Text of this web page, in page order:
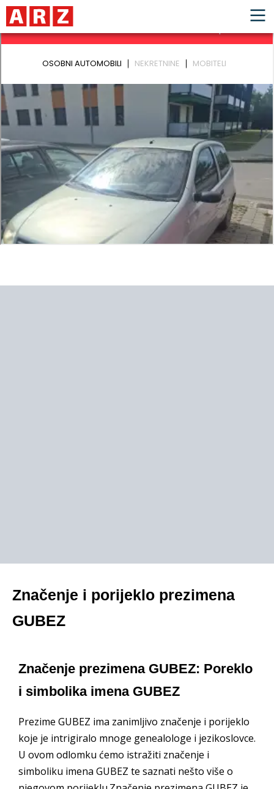
Značenje i porijeklo prezimena
GUBEZ
Značenje prezimena GUBEZ: Poreklo
i simbolika imena GUBEZ
Prezime GUBEZ ima zanimljivo značenje i porijeklo
koje je intrigiralo mnoge genealologe i jezikoslovce.
U ovom odlomku ćemo istražiti značenje i
simboliku imena GUBEZ te saznati nešto više o